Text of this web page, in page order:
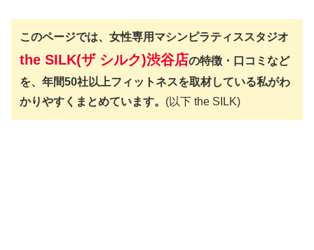
このページでは、女性専用マシンピラティススタジオ
the SILK(ザ シルク)渋谷店の特徴・口コミなど
を、年間50社以上フィットネスを取材している私がわ
かりやすくまとめています。 (以下 the SILK)